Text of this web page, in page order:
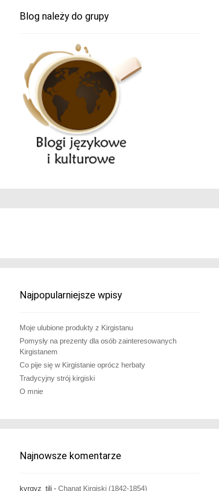
Blog należy do grupy
Najpopularniejsze wpisy
Moje ulubione produkty z Kirgistanu
Pomysły na prezenty dla osób zainteresowanych
Kirgistanem
Co pije się w Kirgistanie oprócz herbaty
Tradycyjny strój kirgiski
O mnie
Najnowsze komentarze
kyrgyz_tili - Chanat Kirgiski (1842-1854)